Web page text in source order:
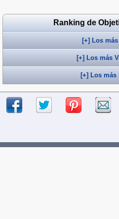
Ranking de
[+] Los
[+] Los más
[+] Los más